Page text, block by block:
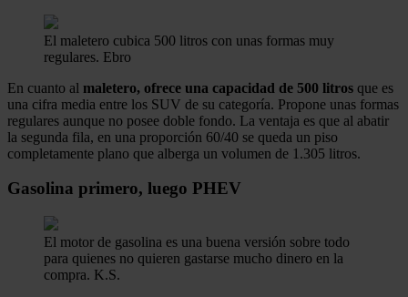
El maletero cubica 500 litros con unas formas muy
regulares. Ebro
En cuanto al maletero, ofrece una capacidad de 500 litros que es
una cifra media entre los SUV de su categoría. Propone unas formas
regulares aunque no posee doble fondo. La ventaja es que al abatir
la segunda fila, en una proporción 60/40 se queda un piso
completamente plano que alberga un volumen de 1.305 litros.
Gasolina primero, luego PHEV
El motor de gasolina es una buena versión sobre todo
para quienes no quieren gastarse mucho dinero en la
compra. K.S.